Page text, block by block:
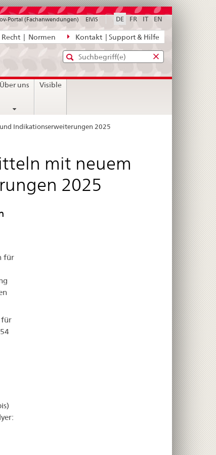
Recht | Normen Kontakt | Support & Hilfe
DE FR IT EN
Portal (Fachanwendungen) ElViS
Standard-
Suche
Eingabefenster
diefür
Über uns Visible
Indikationserweiterungen 2025
mit neuem
2025
für
für